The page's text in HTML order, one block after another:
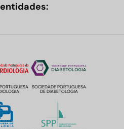
SOCIEDADE PORTUGUESA
DE DIABETOLOGIA